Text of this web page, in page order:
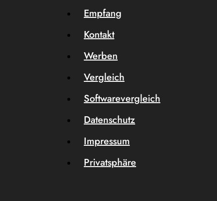
Empfang
Kontakt
Werben
Vergleich
Softwarevergleich
Datenschutz
Impressum
Privatsphäre